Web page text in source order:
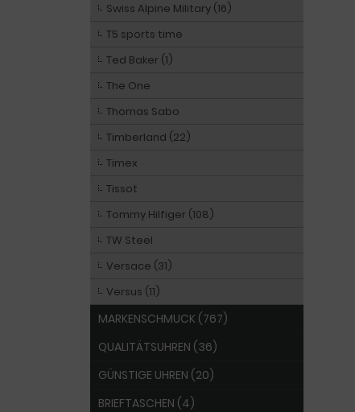
Swiss Alpine Military (16)
T5 sports time
Ted Baker (1)
The One
Thomas Sabo
Timberland (22)
Timex
Tissot
Tommy Hilfiger (108)
TW Steel
Versace (31)
Versus (11)
MARKENSCHMUCK (767)
QUALITÄTSUHREN (36)
GÜNSTIGE UHREN (20)
BRIEFTASCHEN (4)